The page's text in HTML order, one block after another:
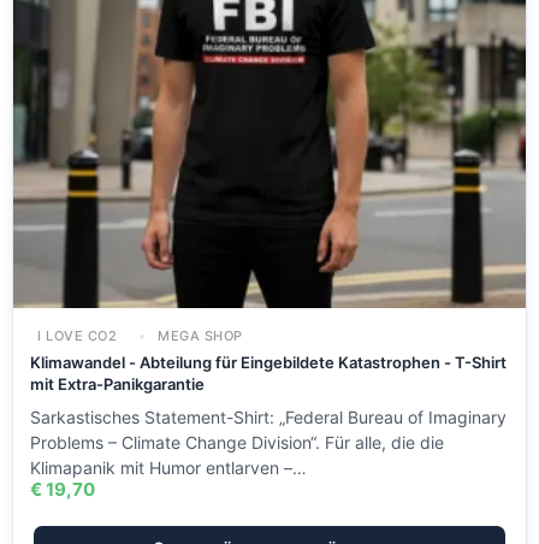
I LOVE CO2 MEGA SHOP
Klimawandel - Abteilung für Eingebildete Katastrophen - T-Shirt
mit Extra-Panikgarantie
Sarkastisches Statement-Shirt: „Federal Bureau of Imaginary
Problems – Climate Change Division“. Für alle, die die
Klimapanik mit Humor entlarven –…
€19,70